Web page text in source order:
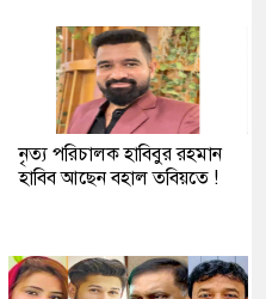
নৃত্য পরিচালক হাবিবুর রহমান
হাবিব আছেন বহাল তবিয়তে !